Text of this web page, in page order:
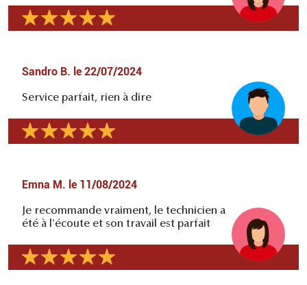
Sandro B. le 22/07/2024
Service parfait, rien à dire
Emna M. le 11/08/2024
Je recommande vraiment, le technicien a
été à l'écoute et son travail est parfait